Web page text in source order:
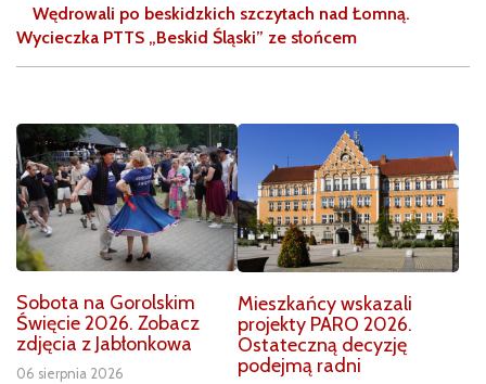
Wędrowali po beskidzkich szczytach nad Łomną.
Wycieczka PTTS „Beskid Śląski” ze słońcem
Sobota na Gorolskim
Święcie 2026. Zobacz
zdjęcia z Jabłonkowa
06 sierpnia 2026
Mieszkańcy wskazali
projekty PARO 2026.
Ostateczną decyzję
podejmą radni